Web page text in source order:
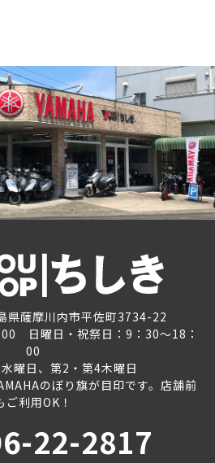
県薩摩川内市平佐町3734-22
日曜日・祝祭日：9：30～18：
00
曜日、第2・第4木曜日
のぼり旗が目印です。店舗前
ご利用OK！
22-2817